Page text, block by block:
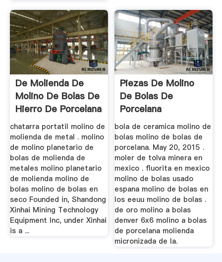
De Molienda De
Molino De Bolas De
Hierro De Porcelana
De
chatarra portatil molino de
molienda de metal . molino
de molino planetario de
bolas de molienda de
metales molino planetario
de molienda molino de
bolas molino de bolas en
seco Founded in, Shandong
Xinhai Mining Technology
Equipment Inc, under Xinhai
is a ...
Piezas De Molino
De Bolas De
Porcelana
bola de ceramica molino de
bolas molino de bolas de
porcelana. May 20, 2015 .
moler de tolva minera en
mexico . fluorita en mexico
molino de bolas usado
espana molino de bolas en
los eeuu molino de bolas .
de oro molino a bolas
denver 6x6 molino a bolas
de porcelana molienda
micronizada de la.